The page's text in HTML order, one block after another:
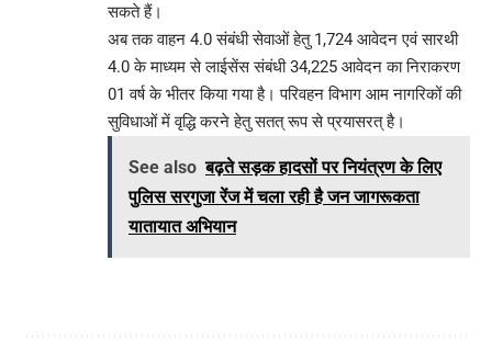
सकते हैं।
अब तक वाहन 4.0 संबंधी सेवाओं हेतु 1,724 आवेदन एवं सारथी
4.0 के माध्यम से लाईसेंस संबंधी 34,225 आवेदन का निराकरण
01 वर्ष के भीतर किया गया है। परिवहन विभाग आम नागरिकों की
सुविधाओं में वृद्धि करने हेतु सतत् रूप से प्रयासरत् है।
See also बढ़ते सड़क हादसों पर नियंत्रण के लिए
पुलिस सरगुजा रेंज में चला रही है जन जागरूकता
यातायात अभियान